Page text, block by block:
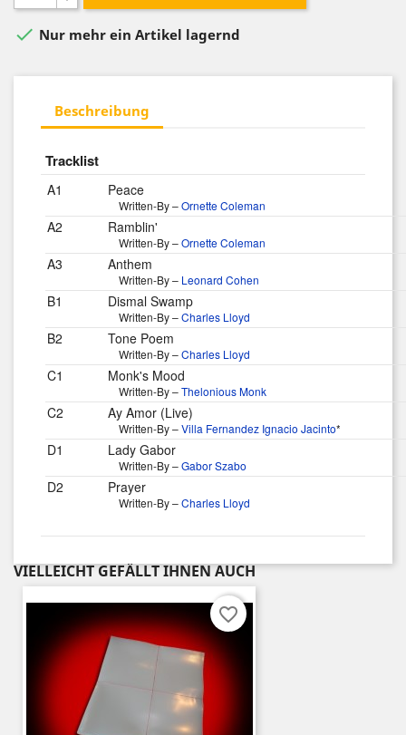
 Nur mehr ein Artikel lagernd
Beschreibung
Tracklist
A1 Peace
Written-By –Ornette Coleman
A2 Ramblin'
Written-By –Ornette Coleman
A3 Anthem
Written-By – Leonard Cohen
B1 Dismal Swamp
Written-By –Charles Lloyd
B2 Tone Poem
Written-By –Charles Lloyd
C1 Monk's Mood
Written-By –Thelonious Monk
C2 Ay Amor (Live)
Written-By –Villa Fernandez Ignacio Jacinto*
D1 Lady Gabor
Written-By –Gabor Szabo
D2 Prayer
Written-By –Charles Lloyd
VIELLEICHT GEFÄLLT IHNEN AUCH
favorite_border